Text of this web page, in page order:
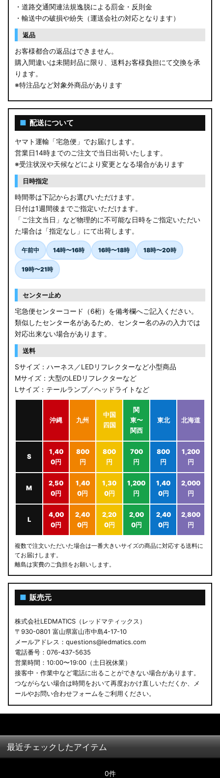
VN5 VNH レヴォーグ / レイバック
ZD8 BRZ
ZC6 BRZ
URJ201 LX570
AGL10W RX450h
USF/UVF4# LS600h
JF5/6 N-BOX カスタム
MK94S/MK54S スペーシア / カスタム
ZCEDS/ZDEDS/ZCDDS/ZDDDS スイフト
AZSH36W/AZSH37W クラウンスポーツ
LA400K コペン
汎用LEDバルブ
アウトレット
JB64W/JB74W/JC74W ジムニー/シエラ/ノマド
・道路交通関連法規逸脱による罰金・反則金
・輸送中の破損や紛失（運送会社の対応となります）
返品
お客様都合の返品はできません。
購入間違いは未開封品に限り、送料お客様負担にて交換を承
ります。
※特注品など対象外商品があります
■ 配送について
ヤマト運輸「宅急便」でお届けします。
営業日14時までのご注文で当日出荷いたします。
※受注状況や天候などにより変更となる場合があります
日時指定
時間帯は下記からお選びいただけます。
日付は1週間後までご指定いただけます。
「ご注文当日」など物理的に不可能な日時をご指定いただい
た場合は「指定なし」にて出荷します。
午前中 14時〜16時 16時〜18時 18時〜20時
19時〜21時
センター止め
宅急便センターコード（6桁）を備考欄へご記入ください。
類似したセンター名があるため、センター名のみの入力では
対応出来ない場合があります。
送料
Sサイズ：ハーネス／LEDリフレクターなど小型商品
Mサイズ：大型のLEDリフレクターなど
Lサイズ：テールランプ／ヘッドライトなど
沖縄 九州
中国
四国
関
東〜
関西
東北 北海道
S
1,40
0円
800
円
800
円
700
円
800
円
1,200
円
M
2,50
0円
1,40
0円
1,30
0円
1,200
円
1,40
0円
2,000
円
L
4,00
0円
2,40
0円
2,20
0円
2,00
0円
2,40
0円
2,800
円
複数で注文いただいた場合は一番大きいサイズの商品に対応する送料に
てお届けします。
離島は実費のご負担をお願いします。
■ 販売元
株式会社LEDMATICS（レッドマティックス）
〒930-0801 富山県富山市中島4-17-10
メールアドレス：questions@ledmatics.com
電話番号：076-437-5635
営業時間：10:00〜19:00（土日祝休業）
接客中・作業中など電話に出ることができない場合があります。
つながらない場合は時間をおいて再度おかけ直しいただくか、メ
ールやお問い合わせフォームをご利用ください。
最近チェックしたアイテム
0件